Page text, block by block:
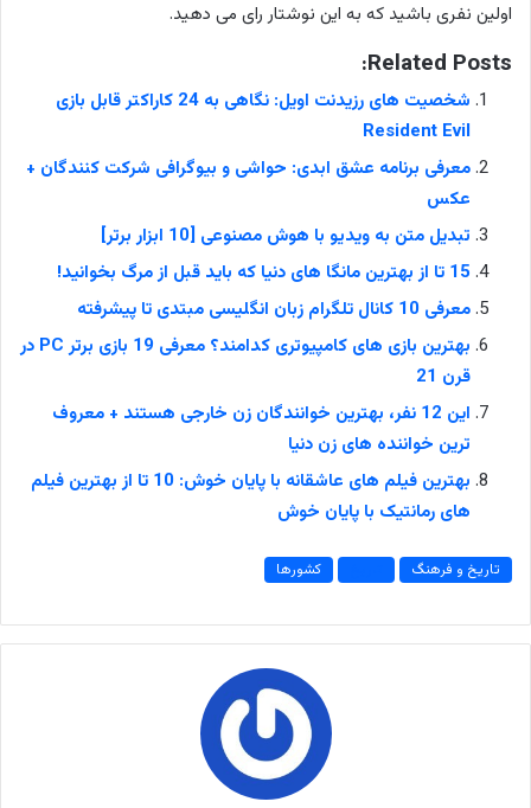
اولین نفری باشید که به این نوشتار رای می دهید.
Related Posts:
شخصیت های رزیدنت اویل: نگاهی به 24 کاراکتر قابل بازی
Resident Evil
معرفی برنامه عشق ابدی: حواشی و بیوگرافی شرکت کنندگان +
عکس
تبدیل متن به ویدیو با هوش مصنوعی [10 ابزار برتر]
15 تا از بهترین مانگا های دنیا که باید قبل از مرگ بخوانید!
معرفی 10 کانال تلگرام زبان انگلیسی مبتدی تا پیشرفته
بهترین بازی های کامپیوتری کدامند؟ معرفی 19 بازی برتر PC در
قرن 21
این 12 نفر، بهترین خوانندگان زن خارجی هستند + معروف
ترین خواننده های زن دنیا
بهترین فیلم های عاشقانه با پایان خوش: 10 تا از بهترین فیلم
های رمانتیک با پایان خوش
تاریخ و فرهنگ کشورها